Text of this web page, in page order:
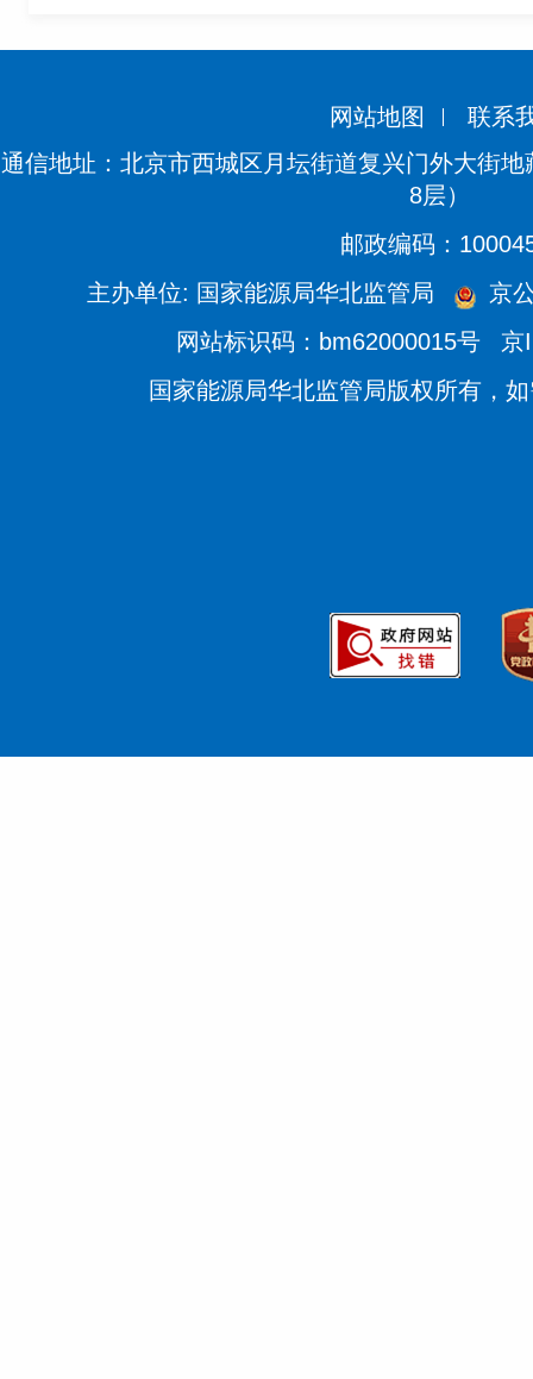
网站地图
联系
通信地址：北京市西城区月坛街道复兴门外大街
8层）
邮政编码：
主办单位: 国家能源局华北监管局
京
网站标识码：bm62000015号
京
国家能源局华北监管局版权所有，